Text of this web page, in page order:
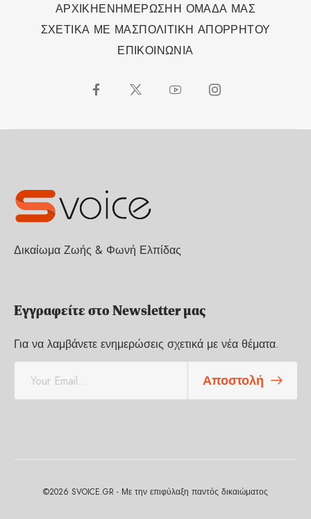
ΑΡΧΙΚΗΕΝΗΜΕΡΩΣΗΗ ΟΜΑΔΑ ΜΑΣ
ΣΧΕΤΙΚΑ ΜΕ ΜΑΣΠΟΛΙΤΙΚΗ ΑΠΟΡΡΗΤΟΥ
ΕΠΙΚΟΙΝΩΝΙΑ
Δικαίωμα Ζωής & Φωνή Ελπίδας
Εγγραφείτε στο Newsletter μας
Για να λαμβάνετε ενημερώσεις σχετικά με νέα θέματα.
a
Αποστολή
©2026 SVOICE.GR - Με την επιφύλαξη παντός δικαιώματος